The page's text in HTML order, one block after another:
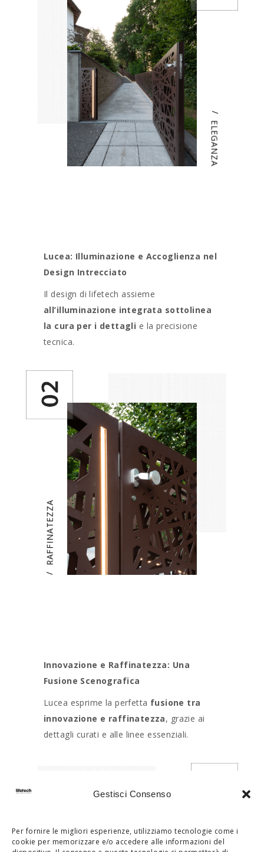
Gestisci Consenso
Per fornire le migliori esperienze, utilizziamo tecnologie come i
cookie per memorizzare e/o accedere alle informazioni del
Lucea: Illuminazione e Accoglienza nel
Design Intrecciato
Il design di lifetech assieme
all’illuminazione integrata sottolinea
la cura per i dettagli e la precisione
tecnica.
/
ELEGANZA
/
RAFFINATEZZA
Innovazione e Raffinatezza: Una
Fusione Scenografica
Lucea esprime la perfetta fusione tra
innovazione e raffinatezza, grazie ai
dettagli curati e alle linee essenziali.